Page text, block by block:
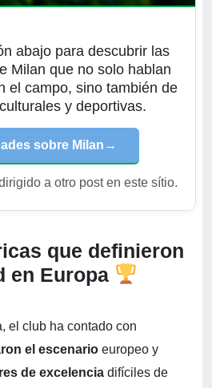
abajo para descubrir las
Milan que no solo hablan
el campo, sino también de
y deportivas.
sobre Milan →
a otro post en este sítio.
que definieron
en Europa
el club ha contado con
el escenario europeo y
de excelencia difíciles de